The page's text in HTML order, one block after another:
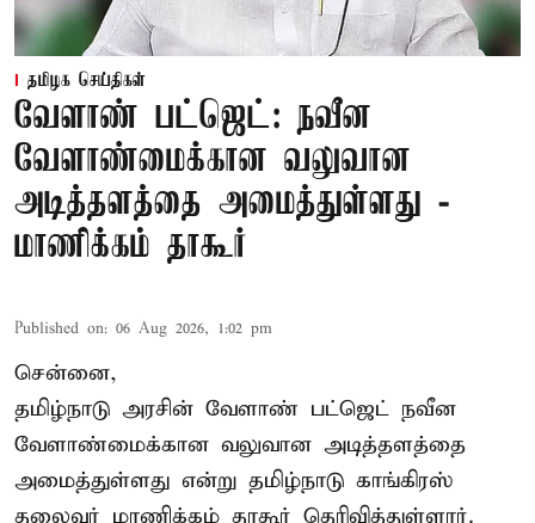
தமிழக செய்திகள்
வேளாண் பட்ஜெட்: நவீன
வேளாண்மைக்கான வலுவான
அடித்தளத்தை அமைத்துள்ளது -
மாணிக்கம் தாகூர்
Published on: 06 Aug 2026, 1:02 pm
சென்னை,
தமிழ்நாடு அரசின் வேளாண் பட்ஜெட் நவீன
வேளாண்மைக்கான வலுவான அடித்தளத்தை
அமைத்துள்ளது என்று தமிழ்நாடு காங்கிரஸ்
தலைவர் மாணிக்கம் தாகூர் தெரிவித்துள்ளார்.